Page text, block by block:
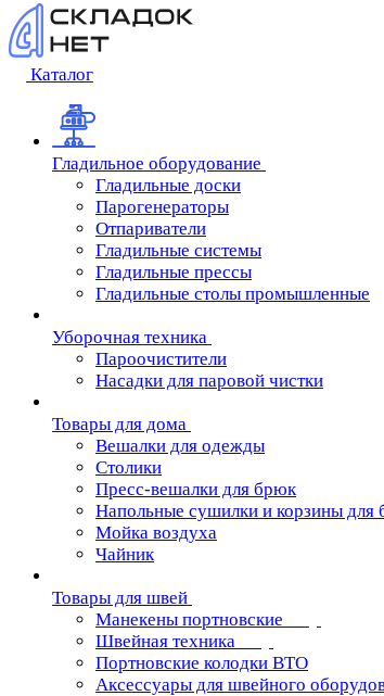
Каталог
Гладильное оборудование
Гладильные доски
Парогенераторы
Отпариватели
Гладильные системы
Гладильные прессы
Гладильные столы промышленные
Уборочная техника
Пароочистители
Насадки для паровой чистки
Товары для дома
Вешалки для одежды
Столики
Пресс-вешалки для брюк
Напольные сушилки и корзины для
Мойка воздуха
Чайник
Товары для швей
Манекены портновские
Швейная техника
Портновские колодки ВТО
Аксессуары для швейного